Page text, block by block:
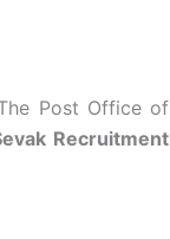
Post Office of
Recruitment